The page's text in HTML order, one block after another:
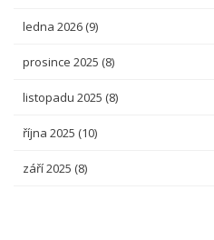
ledna 2026 (9)
prosince 2025 (8)
listopadu 2025 (8)
října 2025 (10)
září 2025 (8)